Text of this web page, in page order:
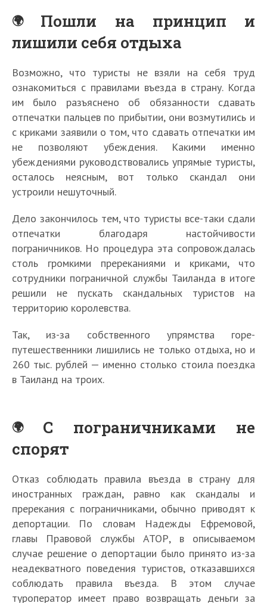
Пошли на принцип и
лишили себя отдыха
Возможно, что туристы не взяли на себя труд
ознакомиться с правилами въезда в страну. Когда
им было разъяснено об обязанности сдавать
отпечатки пальцев по прибытии, они возмутились и
с криками заявили о том, что сдавать отпечатки им
не позволяют убеждения. Какими именно
убеждениями руководствовались упрямые туристы,
осталось неясным, вот только скандал они
устроили нешуточный.
Дело закончилось тем, что туристы все-таки сдали
отпечатки благодаря настойчивости
пограничников. Но процедура эта сопровождалась
столь громкими пререканиями и криками, что
сотрудники пограничной службы Таиланда в итоге
решили не пускать скандальных туристов на
территорию королевства.
Так, из-за собственного упрямства горе-
путешественники лишились не только отдыха, но и
260 тыс. рублей — именно столько стоила поездка
в Таиланд на троих.
С пограничниками не
спорят
Отказ соблюдать правила въезда в страну для
иностранных граждан, равно как скандалы и
пререкания с пограничниками, обычно приводят к
депортации. По словам Надежды Ефремовой,
главы Правовой службы АТОР, в описываемом
случае решение о депортации было принято из-за
неадекватного поведения туристов, отказавшихся
соблюдать правила въезда. В этом случае
туроператор имеет право возвращать деньги за